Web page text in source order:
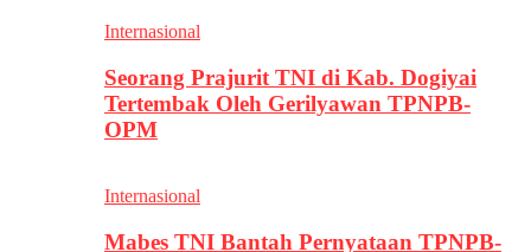
Internasional
Seorang Prajurit TNI di Kab. Dogiyai
Tertembak Oleh Gerilyawan TPNPB-
OPM
Internasional
Mabes TNI Bantah Pernyataan TPNPB-